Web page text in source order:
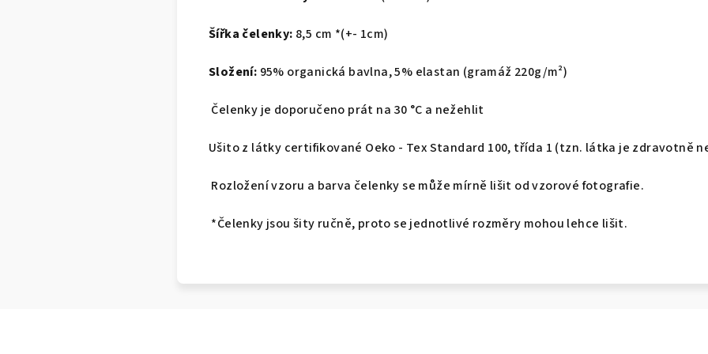
Šířka čelenky: 8,5 cm *(+- 1cm)
Složení: 95% organická bavlna, 5% elastan (gramáž 220g/m²)
Čelenky je doporučeno prát na 30 °C a nežehlit
Ušito z látky certifikované Oeko - Tex Standard 100, třída 1 (tzn. látka je zdravotně
Rozložení vzoru a barva čelenky se může mírně lišit od vzorové fotografie.
*Čelenky jsou šity ručně, proto se jednotlivé rozměry mohou lehce lišit.